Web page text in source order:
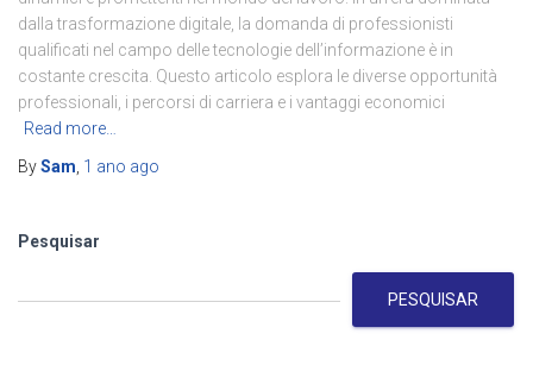
dalla trasformazione digitale, la domanda di professionisti
qualificati nel campo delle tecnologie dell’informazione è in
costante crescita. Questo articolo esplora le diverse opportunità
professionali, i percorsi di carriera e i vantaggi economici
Read more…
BySam 1 ano ago
Pesquisar
PESQUISAR